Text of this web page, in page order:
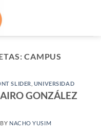
CAMPUS
SLIDER UNIVERSIDAD
GONZÁLEZ
BY NACHO YUSIM